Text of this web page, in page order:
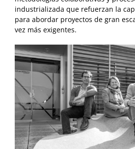
industrializada que refuerzan la
para abordar proyectos de gran
vez más exigentes.